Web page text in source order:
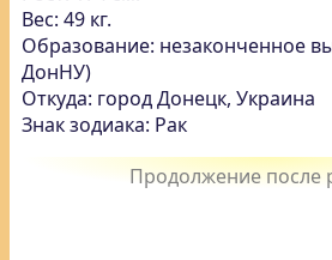
Вес: 49 кг.
Образование: незаконченное
ДонНУ)
Откуда: город Донецк, Украина
Знак зодиака: Рак